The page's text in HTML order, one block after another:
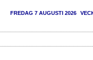
FREDAG 7 AUGUSTI 2026